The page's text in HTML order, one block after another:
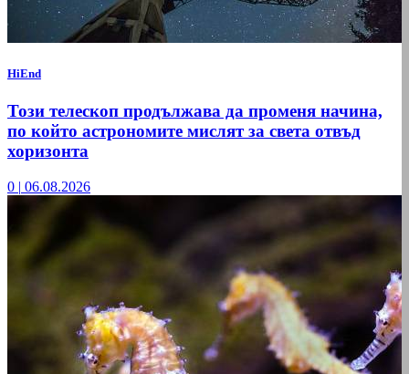
HiEnd
Този телескоп продължава да променя начина,
по който астрономите мислят за света отвъд
хоризонта
0 | 06.08.2026